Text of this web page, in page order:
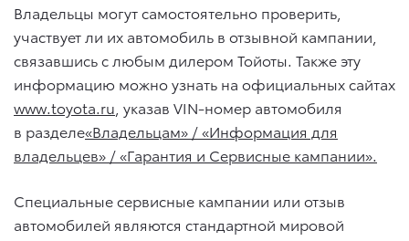
Владельцы могут самостоятельно проверить,
участвует ли их автомобиль в отзывной кампании,
связавшись с любым дилером Тойоты. Также эту
информацию можно узнать на официальных сайтах
www.toyota.ru , указав VIN-номер автомобиля
в разделе«Владельцам» / «Информация для
владельцев» / «Гарантия и Сервисные кампании».
Специальные сервисные кампании или отзыв
автомобилей являются стандартной мировой